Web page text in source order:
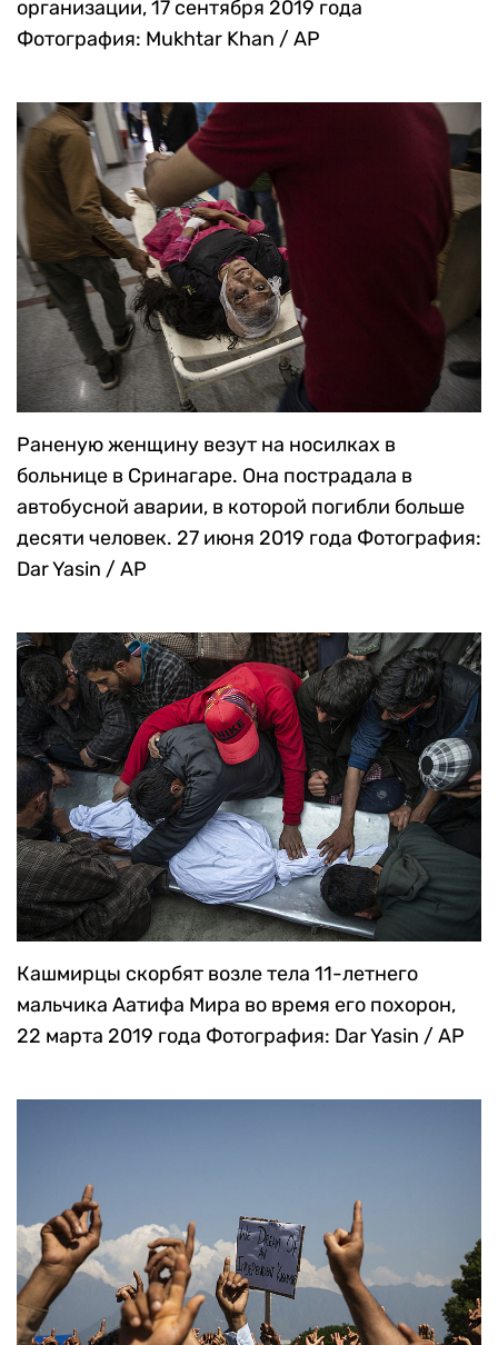
организации, 17 сентября 2019 года
Фотография: Mukhtar Khan / AP
Раненую женщину везут на носилках в
больнице в Сринагаре. Она пострадала в
автобусной аварии, в которой погибли больше
десяти человек. 27 июня 2019 года Фотография:
Dar Yasin / AP
Кашмирцы скорбят возле тела 11-летнего
мальчика Аатифа Мира во время его похорон,
22 марта 2019 года Фотография: Dar Yasin / AP